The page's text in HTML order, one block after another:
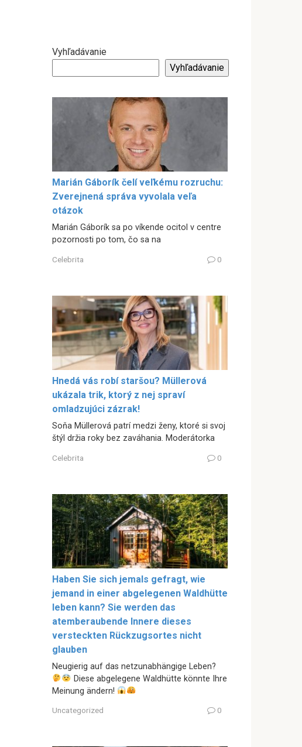
Vyhľadávanie
Vyhľadávanie
Marián Gáborík čelí veľkému rozruchu:
Zverejnená správa vyvolala veľa
otázok
Marián Gáborík sa po víkende ocitol v centre
pozornosti po tom, čo sa na
Celebrita 0
Hnedá vás robí staršou? Müllerová
ukázala trik, ktorý z nej spraví
omladzujúci zázrak!
Soňa Müllerová patrí medzi ženy, ktoré si svoj
štýl držia roky bez zaváhania. Moderátorka
Celebrita 0
Haben Sie sich jemals gefragt, wie
jemand in einer abgelegenen Waldhütte
leben kann? Sie werden das
atemberaubende Innere dieses
versteckten Rückzugsortes nicht
glauben
Neugierig auf das netzunabhängige Leben?
Diese abgelegene Waldhütte könnte Ihre
Meinung ändern!
Uncategorized 0